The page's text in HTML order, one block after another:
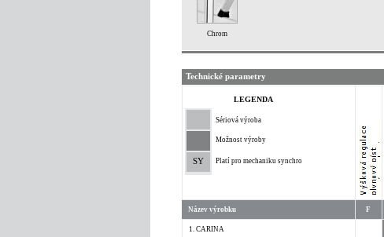
Chrom
Technické parametry
LEGENDA
SY
Sériová výroba
Možnost výroby
Platí pro mechaniku synchro
Název výrobku F
1. CARINA